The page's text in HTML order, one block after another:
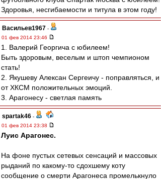
Здоровья, несгибаемости и титула в этом году!
Васильев1967 -
01 фев 2014 23:46
1. Валерий Георгича с юбилеем!
Быть здоровым, веселым и штоп чемпионом
стать!
2. Якушеву Алексан Сергеичу - поправляться, и
от ХКСМ положительных эмоций.
3. Арагонесу - светлая память
spartak46 -
01 фев 2014 23:38
Луис Арагонес.
На фоне пустых сетевых сенсаций и массовых
рыданий по какому-то сдохшему коту
сообщение о смерти Арагонеса промелькнуло